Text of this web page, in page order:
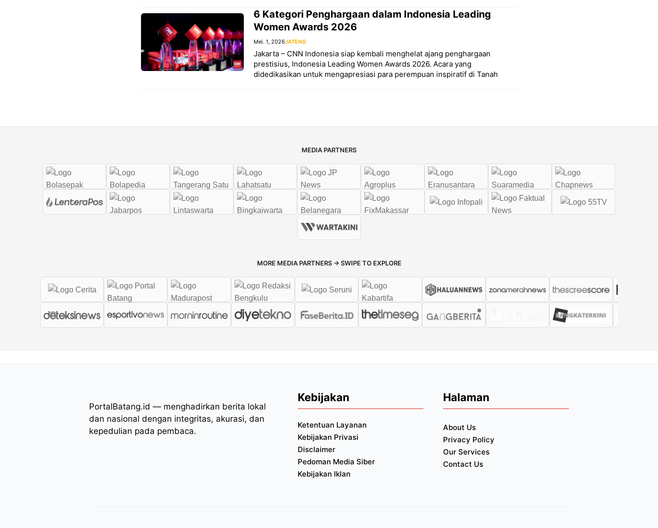
6 Kategori Penghargaan dalam Indonesia Leading
Women Awards 2026
Mei. 1, 2026JATENG
Jakarta – CNN Indonesia siap kembali menghelat ajang penghargaan
prestisius, Indonesia Leading Women Awards 2026. Acara yang
didedikasikan untuk mengapresiasi para perempuan inspiratif di Tanah
MEDIA PARTNERS
MORE MEDIA PARTNERS → SWIPE TO EXPLORE
PortalBatang.id — menghadirkan berita lokal
dan nasional dengan integritas, akurasi, dan
kepedulian pada pembaca.
Kebijakan
Ketentuan Layanan
Kebijakan Privasi
Disclaimer
Pedoman Media Siber
Kebijakan Iklan
Halaman
About Us
Privacy Policy
Our Services
Contact Us